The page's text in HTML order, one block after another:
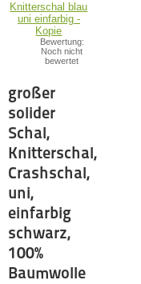
Bewertung:
Noch nicht
bewertet
großer
solider
Schal,
Knitterschal,
Crashschal,
uni,
einfarbig
schwarz,
100%
Baumwolle